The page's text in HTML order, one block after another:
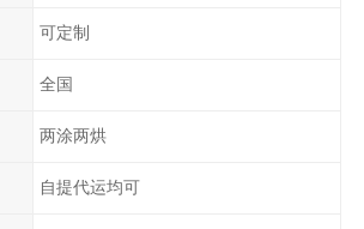
可定制
全国
两涂两烘
自提代运均可